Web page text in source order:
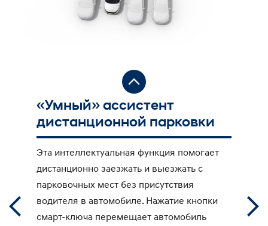
«Умный» ассистент
дистанционной парковки
Эта интеллектуальная функция помогает
дистанционно заезжать и выезжать с
парковочных мест без присутствия
водителя в автомобиле. Нажатие кнопки
смарт-ключа перемещает автомобиль